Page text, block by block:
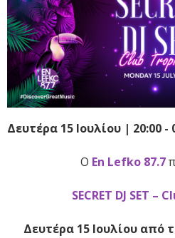
Δευτέρα 15 Ιουλίου | 20:00 -
Ο En Lefko 87.7
SECRET DJ SET –
Δευτέρα 15 Ιουλίου από